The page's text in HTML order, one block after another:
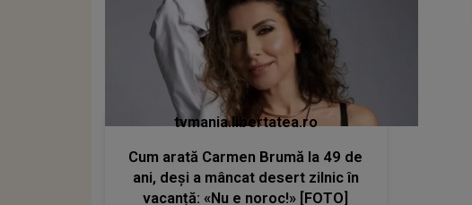
tvmania.libertatea.ro
Cum arată Carmen Brumă la 49 de
ani, deși a mâncat desert zilnic în
vacanță: «Nu e noroc!» [FOTO]